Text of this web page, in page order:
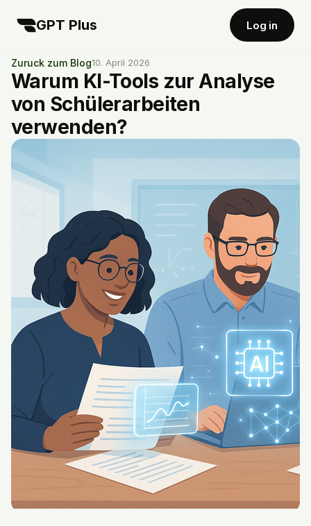
GPT Plus Log in
Zuruck zum Blog10. April 2026
Warum KI-Tools zur Analyse
von Schülerarbeiten
verwenden?